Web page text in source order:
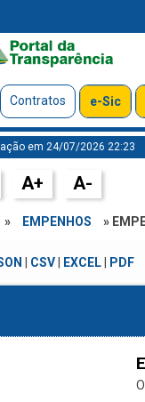
Contratos e-Sic
em 24/07/2026 22:23
A+ A-
» EMPENHOS »
CSV| EXCEL| PDF